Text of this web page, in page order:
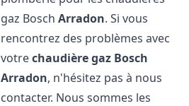
gaz BoschArradon. Si vous
rencontrez des problèmes avec
votrechaudière gaz Bosch
Arradon, n'hésitez pas à nous
contacter. Nous sommes les